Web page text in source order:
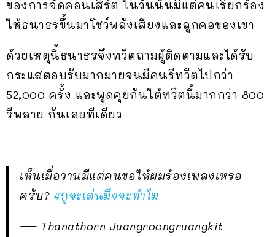
ของการจัดคอนเสิร์ต ในวันนั้นมีแต่คนเรียกร้อง
ให้ธนาธรขึ้นมาโชว์พลังเสียงและลูกคอของเขา
ด้วยเหตุนี้ธนาธรจึงทวีตถามผู้ติดตามและได้รับ
กระแสตอบรับมากมายจนมีคนรีทวีตไปกว่า
52,000 ครั้ง และพูดคุยกันใต้ทวีตนี้มากกว่า 800
รีพลาย กันเลยทีเดียว
เห็นเมื่อวานมีแต่คนขอให้ผมร้องเพลงเหรอ
ครับ? #กูจะเล่นมึงจะทำไม
— Thanathorn Juangroongruangkit